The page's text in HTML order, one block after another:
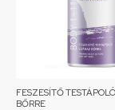
FESZESÍTŐ
BŐRRE